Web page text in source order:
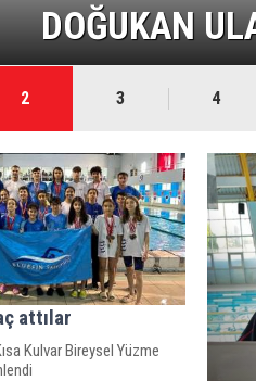
DOĞUKAN
2 3 4
attılar
Kulvar Bireysel Yüzme